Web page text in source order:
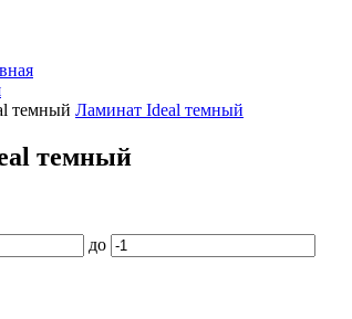
темный Ламинат Ideal темный
темный
до